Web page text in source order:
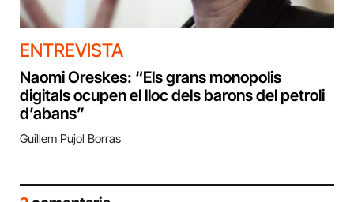
ENTREVISTA
Naomi Oreskes: “Els grans monopolis
digitals ocupen el lloc dels barons del petroli
d’abans”
Guillem Pujol Borras